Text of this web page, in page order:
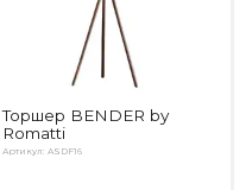
Торшер BENDER by
Romatti
Артикул: ASDF16